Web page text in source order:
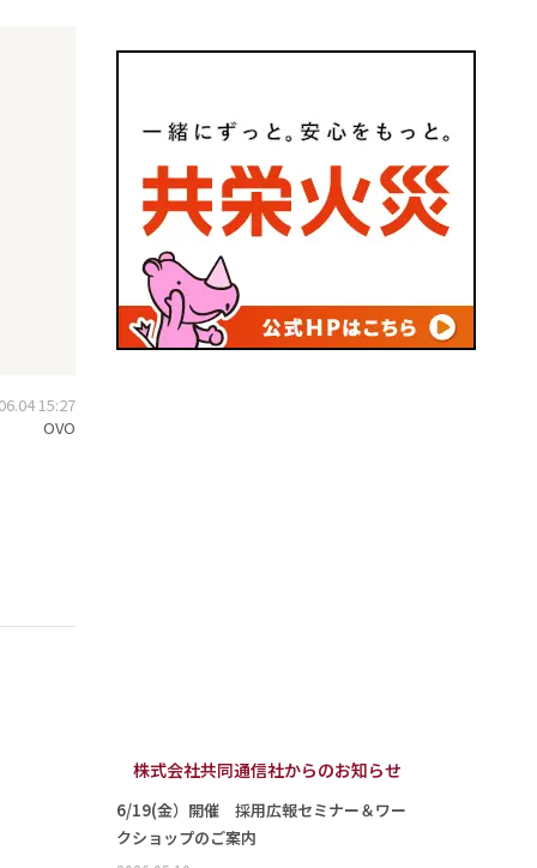
15:27
OVO
株式会社共同通信社からのお知らせ
6/19(金）開催 採用広報セミナー＆ワー
クショップのご案内